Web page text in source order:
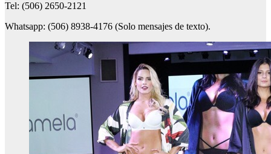
Tel: (506) 2650-2121
Whatsapp: (506) 8938-4176 (Solo mensajes de texto).